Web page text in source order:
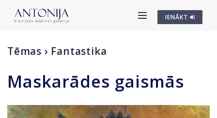
IENĀKT
Tēmas › Fantastika
Maskarādes gaismās